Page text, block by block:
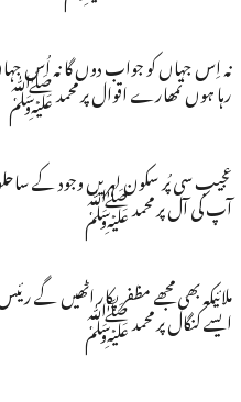
نہ اِس جہاں کو جواب دوں گا نہ اُس
رہا ہوں تمھارے اقوال پر محمد ﷺ
عجیب سی پُر سکون لہریں وجود کے
آپ کی آل پر محمد ﷺ
ملائیکہ بھی مجھے مظفر پکار اٹھیں گے
ایسے کنگال پر محمد ﷺ